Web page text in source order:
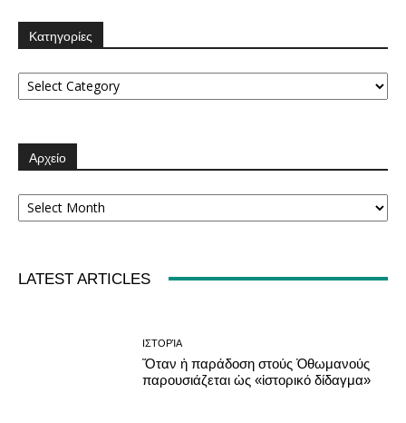
Κατηγορίες
Κατηγορίες
Αρχείο
Αρχείο
LATEST ARTICLES
ΙΣΤΟΡΊΑ
Ὅταν ἡ παράδοση στούς Ὀθωμανούς
παρουσιάζεται ὡς «ἱστορικό δίδαγμα»